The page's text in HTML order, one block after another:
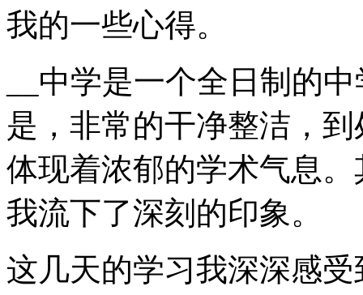
我的一些心得。
__中学是一个全日制的
是，非常的干净整洁，
体现着浓郁的学术气息
我流下了深刻的印象。
这几天的学习我深深感